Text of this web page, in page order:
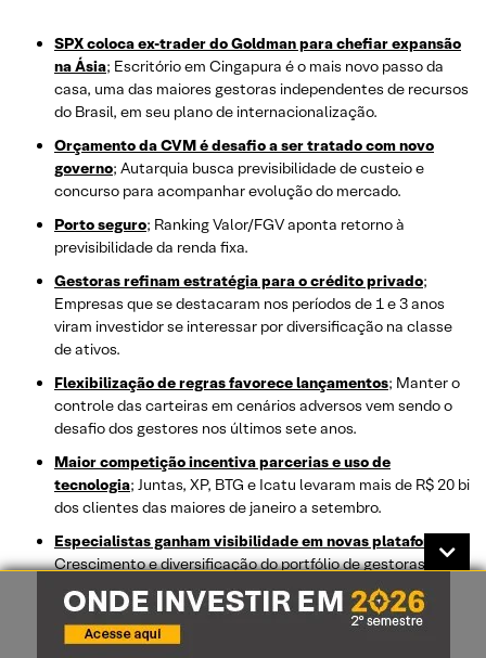
SPX coloca ex-trader do Goldman para chefiar expansão
na Ásia; Escritório em Cingapura é o mais novo passo da
casa, uma das maiores gestoras independentes de recursos
do Brasil, em seu plano de internacionalização.
Orçamento da CVM é desafio a ser tratado com novo
governo; Autarquia busca previsibilidade de custeio e
concurso para acompanhar evolução do mercado.
Porto seguro; Ranking Valor/FGV aponta retorno à
previsibilidade da renda fixa.
Gestoras refinam estratégia para o crédito privado;
Empresas que se destacaram nos períodos de 1 e 3 anos
viram investidor se interessar por diversificação na classe
de ativos.
Flexibilização de regras favorece lançamentos; Manter o
controle das carteiras em cenários adversos vem sendo o
desafio dos gestores nos últimos sete anos.
Maior competição incentiva parcerias e uso de
tecnologia; Juntas, XP, BTG e Icatu levaram mais de R$ 20 bi
dos clientes das maiores de janeiro a setembro.
Especialistas ganham visibilidade em novas plataformas
Crescimento e diversificação do portfólio de gestoras
independentes vêm modificando o comportamento dos
investidores.
Na contramão, renda fixa tem captação positiva